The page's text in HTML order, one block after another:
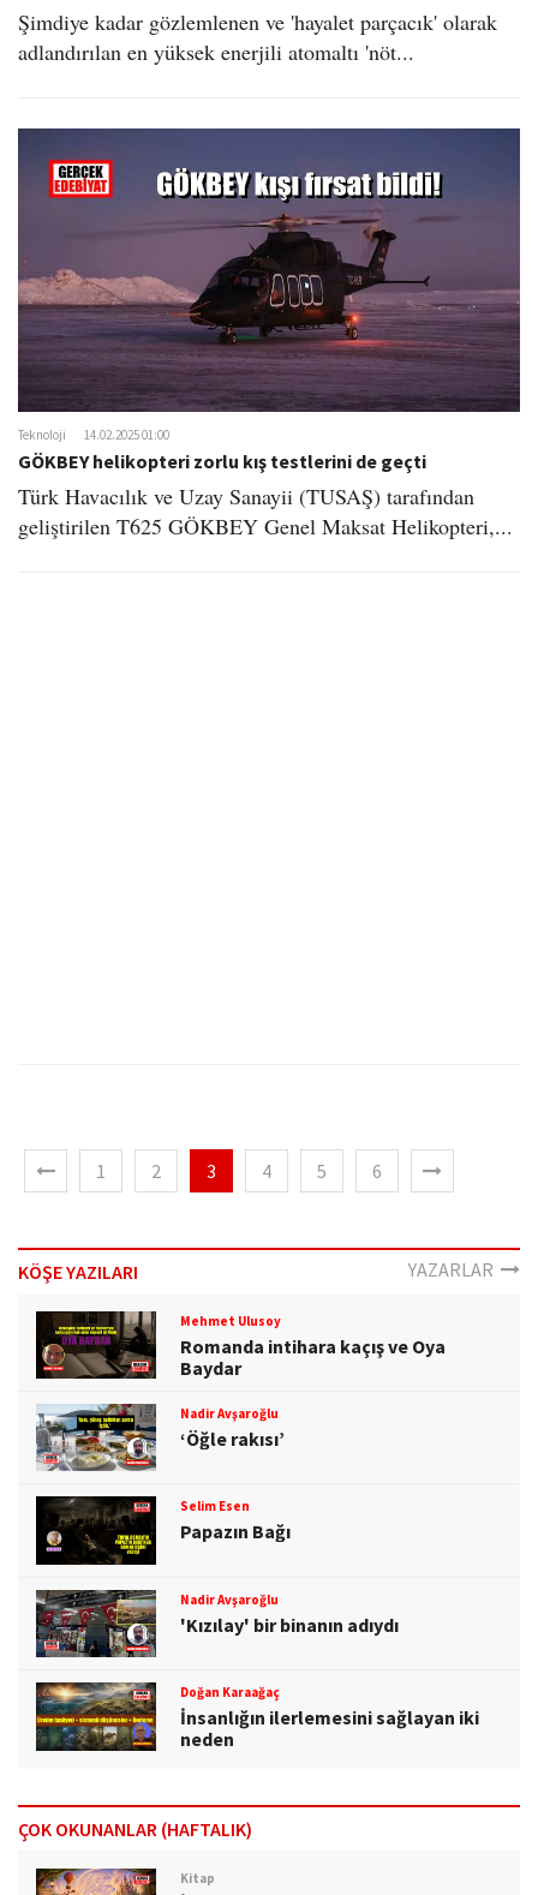
Şimdiye kadar gözlemlenen ve 'hayalet parçacık' olarak
adlandırılan en yüksek enerjili atomaltı 'nöt...
Teknoloji 14.02.2025 01:00
GÖKBEY helikopteri zorlu kış testlerini de geçti
Türk Havacılık ve Uzay Sanayii (TUSAŞ) tarafından
geliştirilen T625 GÖKBEY Genel Maksat Helikopteri,...
1 2 3 4 5 6
KÖŞE YAZILARI YAZARLAR
Mehmet Ulusoy
Romanda intihara kaçış ve Oya
Baydar
Nadir Avşaroğlu
‘Öğle rakısı’
Selim Esen
Papazın Bağı
Nadir Avşaroğlu
'Kızılay' bir binanın adıydı
Doğan Karaağaç
İnsanlığın ilerlemesini sağlayan iki
neden
ÇOK OKUNANLAR (HAFTALIK)
Kitap